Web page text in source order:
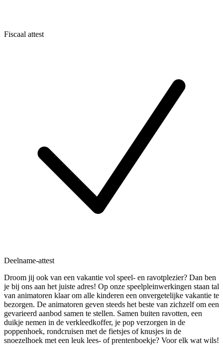
Fiscaal attest
Deelname-attest
Droom jij ook van een vakantie vol speel- en ravotplezier? Dan ben
je bij ons aan het juiste adres! Op onze speelpleinwerkingen staan tal
van animatoren klaar om alle kinderen een onvergetelijke vakantie te
bezorgen. De animatoren geven steeds het beste van zichzelf om een
gevarieerd aanbod samen te stellen. Samen buiten ravotten, een
duikje nemen in de verkleedkoffer, je pop verzorgen in de
poppenhoek, rondcruisen met de fietsjes of knusjes in de
snoezelhoek met een leuk lees- of prentenboekje? Voor elk wat wils!